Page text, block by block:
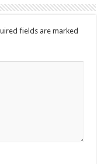
fields are marked